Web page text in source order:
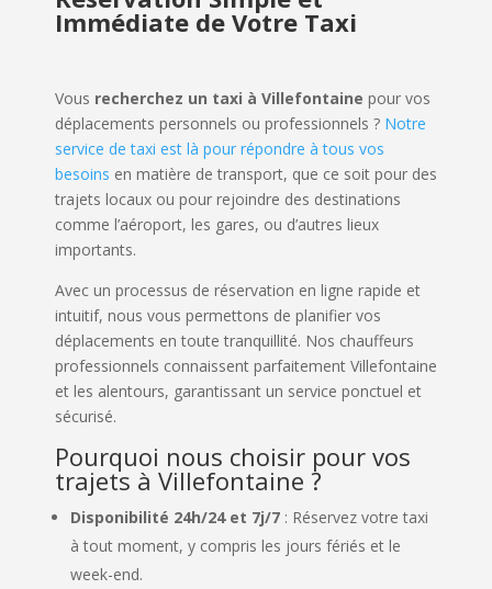
Immédiate de Votre Taxi
Vous recherchez un taxi à Villefontaine pour vos
déplacements personnels ou professionnels ? Notre
service de taxi est là pour répondre à tous vos
besoins en matière de transport, que ce soit pour des
trajets locaux ou pour rejoindre des destinations
comme l’aéroport, les gares, ou d’autres lieux
importants.
Avec un processus de réservation en ligne rapide et
intuitif, nous vous permettons de planifier vos
déplacements en toute tranquillité. Nos chauffeurs
professionnels connaissent parfaitement Villefontaine
et les alentours, garantissant un service ponctuel et
sécurisé.
Pourquoi nous choisir pour vos
trajets à Villefontaine ?
Disponibilité 24h/24 et 7j/7 : Réservez votre taxi
à tout moment, y compris les jours fériés et le
week-end.